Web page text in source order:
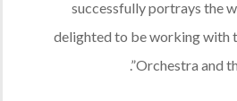
successfully portrays the
delighted to be working with
Orchestra and